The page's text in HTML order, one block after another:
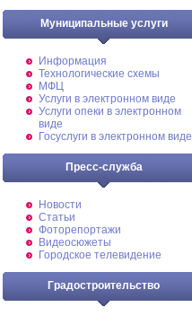
Муниципальные услуги
Информация
Технологические схемы
МФЦ
Услуги в электронном виде
Услуги опеки в электронном
виде
Госуслуги в электронном виде
Пресс-служба
Новости
Статьи
Фоторепортажи
Видеосюжеты
Городское телевидение
Градостроительство